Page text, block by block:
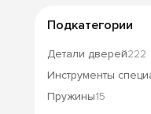
Подкатегории
Детали дверей222
Инструменты
Пружины15